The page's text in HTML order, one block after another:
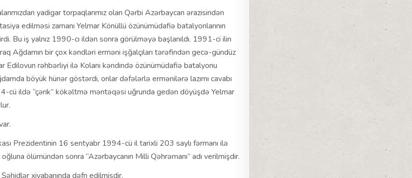
yadigar torpaqlarımız olan Qərbi Azərbaycan ərazisindən
edilməsi zamanı Yelmar Könüllü özünümüdafiə batalyonlarının
Bu iş yalnız 1990-cı ildən sonra görülməyə başlanıldı. 1991-ci ilin
Ağdamın bir çox kəndləri erməni işğalçıları tərəfindən gecə-gündüz
Edilovun rəhbərliyi ilə Kolanı kəndində özünümüdafiə batalyonu
böyük hünər göstərdi, onlar dəfələrlə ermənilərə lazımı cavabı
cü ildə “çərik” kökəltmə məntəqəsi uğrunda gedən döyüşdə Yelmar
Prezidentinin 16 sentyabr 1994-cü il tarixli 203 saylı fərmanı ilə
ölümündən sonra “Azərbaycanın Milli Qəhrəmanı” adı verilmişdir.
xiyabanında dəfn edilmişdir.